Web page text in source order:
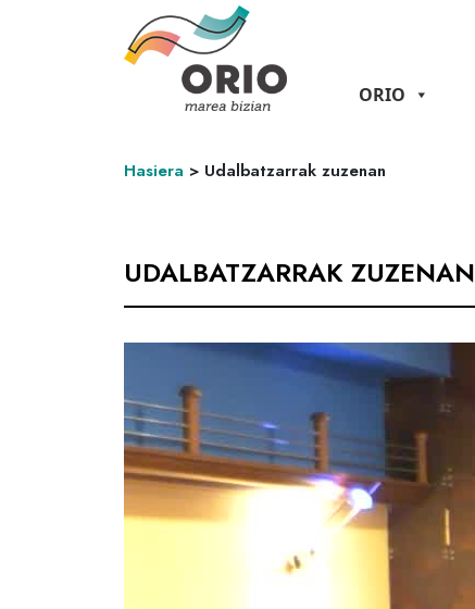
ORIO
Hasiera > Udalbatzarrak zuzenan
UDALBATZARRAK ZUZENAN